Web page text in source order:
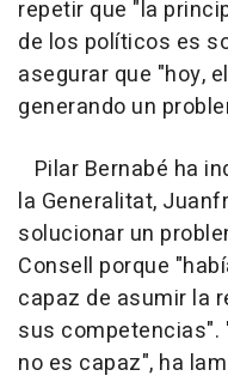
repetir que "la
de los políticos es
asegurar que "hoy,
generando un
Pilar Bernabé ha
la Generalitat,
solucionar un
Consell porque
capaz de asumir la
sus competencias".
no es capaz", ha